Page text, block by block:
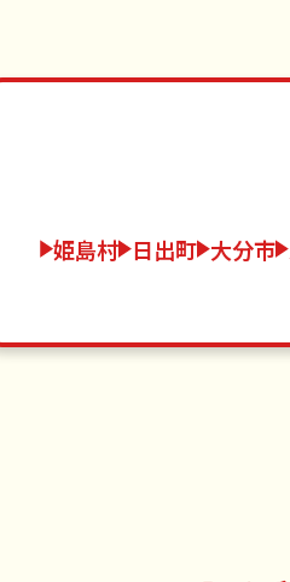
姫島村 日出町 大分市